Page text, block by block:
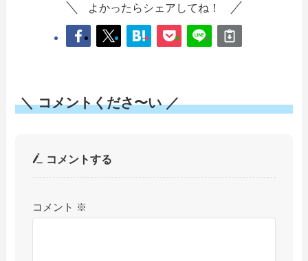
よかったらシェアしてね！
＼ コメントくださ〜い ／
コメントする
コメント ※